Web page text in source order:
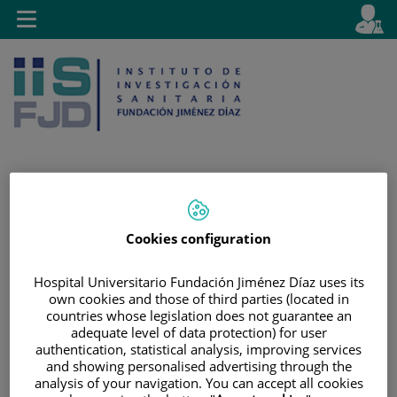
Jump to content
Active
en
Toggle
navigation
Cookies configuration
Hospital Universitario Fundación Jiménez Díaz uses its
own cookies and those of third parties (located in
countries whose legislation does not guarantee an
adequate level of data protection) for user
authentication, statistical analysis, improving services
and showing personalised advertising through the
analysis of your navigation. You can accept all cookies